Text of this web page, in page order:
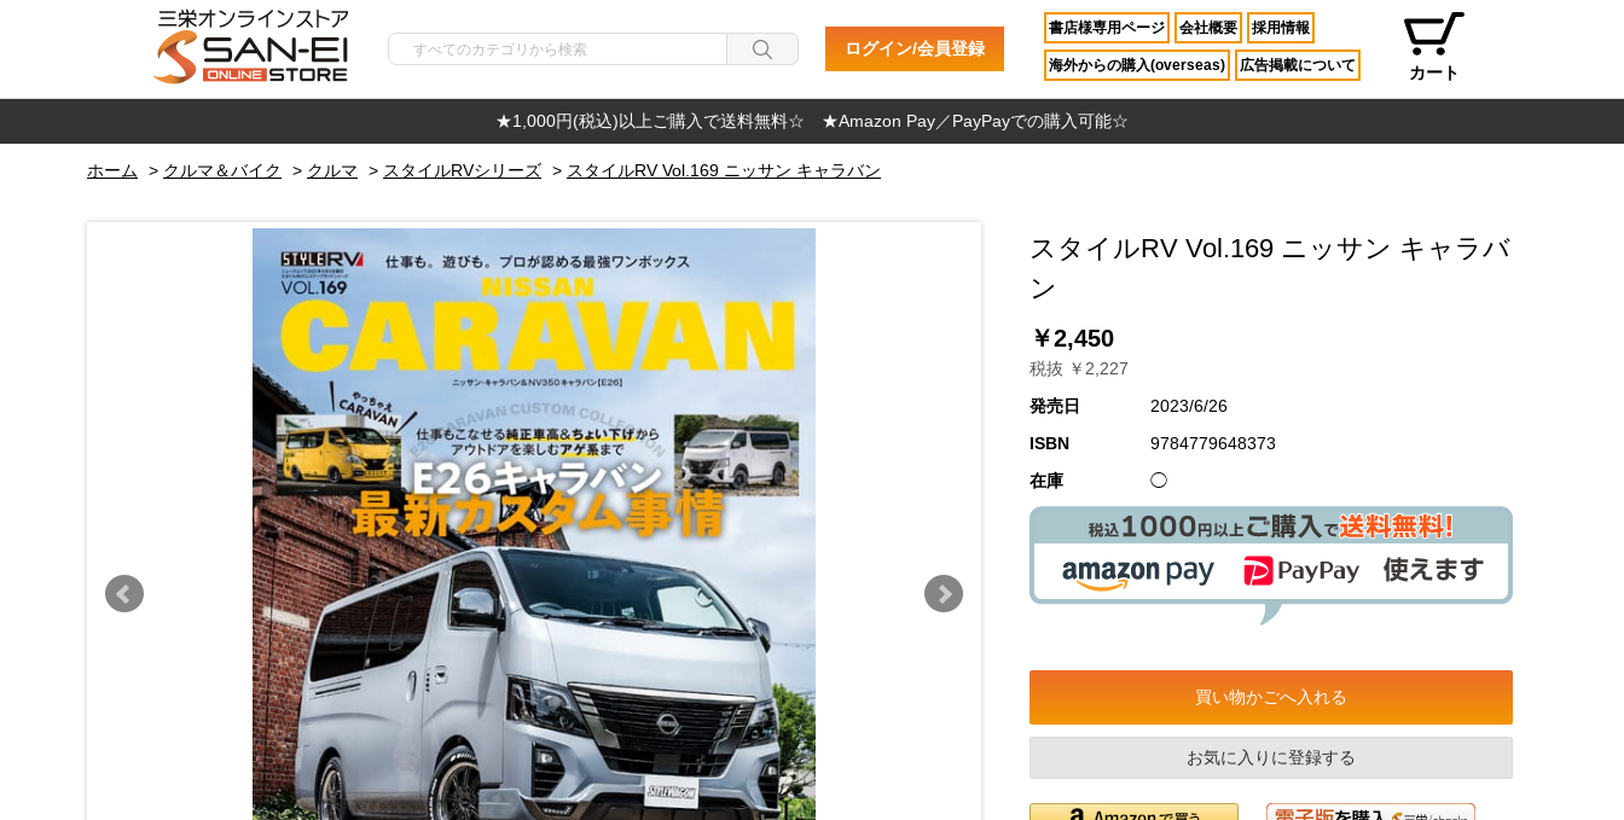
ログイン/会員登録
書店様専用ページ 会社概要 採用情報
海外からの購入(overseas) 広告掲載について カート
★1,000円(税込)以上ご購入で送料無料☆ ★Amazon Pay／PayPayでの購入可能☆
ホーム > クルマ＆バイク > クルマ > スタイルRVシリーズ > スタイルRV Vol.169 ニッサン キャラバン
スタイルRV Vol.169 ニッサン キャラバ
ン
￥2,450
税抜 ￥2,227
発売日
2023/6/26
ISBN
9784779648373
在庫
◯
買い物かごへ入れる
お気に入りに登録する